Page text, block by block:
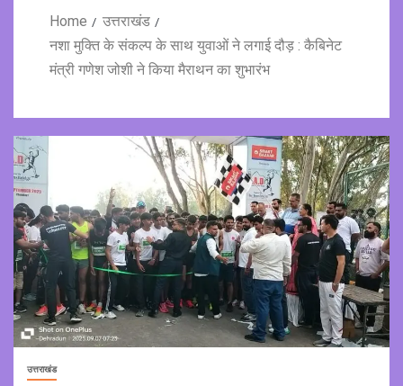
Home
उत्तराखंड
नशा मुक्ति के संकल्प के साथ युवाओं ने लगाई दौड़ : कैबिनेट
मंत्री गणेश जोशी ने किया मैराथन का शुभारंभ
उत्तराखंड